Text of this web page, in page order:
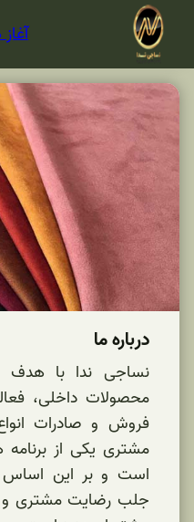
همکاری
افزایش کمیت و کیفیت
های خود را در زمینه
پارچه آغاز کرد. خدمات
های اصلی کسب و کار ما
تمام تلاش های ما برای
تجربه خرید خوب در ذهن